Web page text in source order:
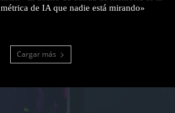
métrica de IA que nadie está mirando»
Cargar más